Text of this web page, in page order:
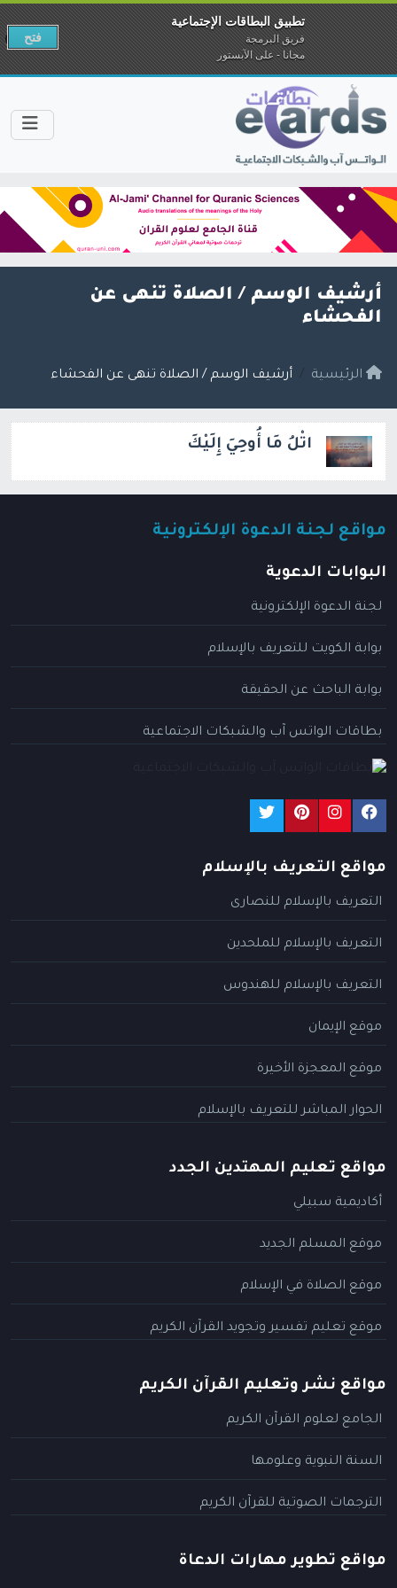
أرشيف الوسم / الصلاة تنهى عن
الفحشاء
الرئيسية أرشيف الوسم / الصلاة تنهى عن الفحشاء
اتْلُ مَا أُوحِيَ إِلَيْكَ
مواقع لجنة الدعوة الإلكترونية
البوابات الدعوية
لجنة الدعوة الإلكترونية
بوابة الكويت للتعريف بالإسلام
بوابة الباحث عن الحقيقة
بطاقات الواتس آب والشبكات الاجتماعية
مواقع التعريف بالإسلام
التعريف بالإسلام للنصارى
التعريف بالإسلام للملحدين
التعريف بالإسلام للهندوس
موقع الإيمان
موقع المعجزة الأخيرة
الحوار المباشر للتعريف بالإسلام
مواقع تعليم المهتدين الجدد
أكاديمية سبيلي
موقع المسلم الجديد
موقع الصلاة في الإسلام
موقع تعليم تفسير وتجويد القرآن الكريم
مواقع نشر وتعليم القرآن الكريم
الجامع لعلوم القرآن الكريم
السنة النبوية وعلومها
الترجمات الصوتية للقرآن الكريم
مواقع تطوير مهارات الدعاة
تطبيق البطاقات الإجتماعية
فريق البرمجة
مجانا - على الآبستور
فتح